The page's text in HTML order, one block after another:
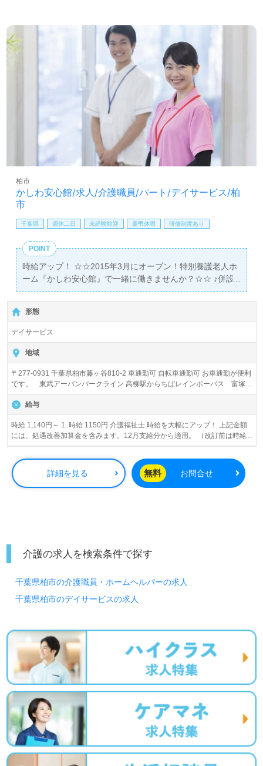
かしわ安心館/求人/介護職員/パート/デイサービス/柏
市
柏市
千葉県 週休二日 未経験歓迎 慶弔休暇 研修制度あり
POINT
時給アップ！ ☆☆2015年3月にオープン！特別養護老人ホ
ーム『かしわ安心館』で一緒に働きませんか？☆☆ ♪併設
のデイサービスでの募集です♪
形態
デイサービス
地域
〒277-0931 千葉県柏市藤ヶ谷810-2 車通勤可 自転車通勤可 お車通勤が便利
です。 東武アーバンパークライン 高柳駅からちばレインボーバス 富塚停
留所下車、徒歩１１分
給与
時給 1,140円～ 1. 時給 1150円 介護福祉士 時給を大幅にアップ！ 上記金額
には、処遇改善加算金を含みます。12月支給分から適用。 （改訂前は時給
1140円） 2. 時給 1140円 無資格者 時給を大幅にアップ！ 上記金額には、処
詳細を見る 無料 お問合せ
介護の求人を検索条件で探す
千葉県柏市の介護職員・ホームヘルパーの求人
千葉県柏市のデイサービスの求人